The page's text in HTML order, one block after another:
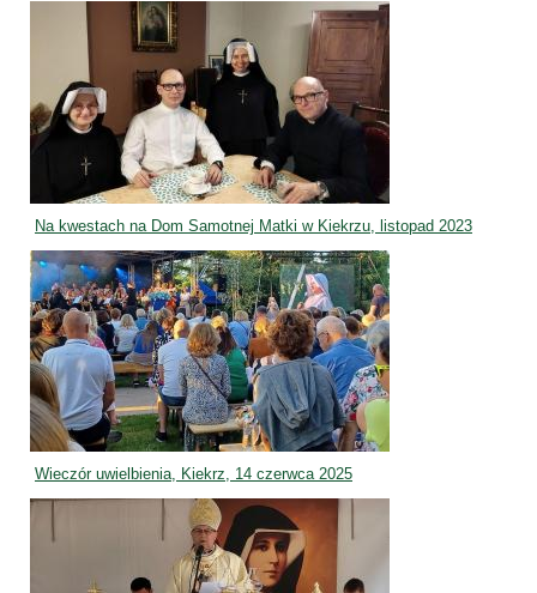
Na kwestach na Dom Samotnej Matki w Kiekrzu, listopad 2023
Wieczór uwielbienia, Kiekrz, 14 czerwca 2025